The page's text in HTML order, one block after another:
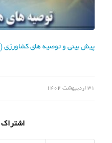
پیش بینی و توصیه های کشاورزی
31 اردیبهشت 1402